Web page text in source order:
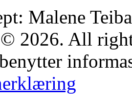
Malene
2026. All